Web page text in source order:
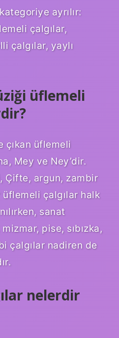
ayrılır:
çalgılar,
çalgılar, yaylı
üflemeli
çıkan üflemeli
Mey ve Ney’dir.
Çifte, argun, zambir
çalgılar halk
sanat
pise, sıbızka,
çalgılar nadiren de
nelerdir